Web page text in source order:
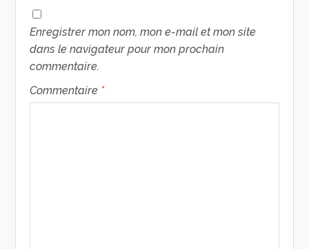
Enregistrer mon nom, mon e-mail et mon site
dans le navigateur pour mon prochain
commentaire.
Commentaire *